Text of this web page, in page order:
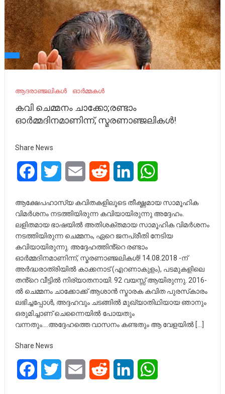
ആദരാഞ്ജലികൾ ഓർമ്മകൾ
കവി ചെമ്മനം ചാക്കോ;രണ്ടാം
ഓർമ്മദിനമാണിന്ന്, സ്മരണാഞ്ജലികൾ!
Share News
FacebookTwitter Email Reddit LinkedIn
ആക്ഷേപഹാസ്യ കവിതകളിലൂടെ തീക്ഷ്ണമായ സാമൂഹിക
വിമര്‍ശനം നടത്തിയിരുന്ന കവിയായിരുന്നു അദ്ദേഹം.
ലളിതമായ ഭാഷയിൽ അതിശക്തമായ സാമൂഹിക വിമർശനം
നടത്തിയിരുന്ന ചെമ്മനം, ഏറെ ജനപ്രീതി നേടിയ
കവിയായിരുന്നു. അദ്ദേഹത്തിൻ്റെ രണ്ടാം
ഓർമ്മദിനമാണിന്ന്, സ്മരണാഞ്ജലികൾ! 14.08.2018 -ന്
അർദ്ധരാത്രിയിൽ കാക്കനാട് (എറണാകുളം), പടമുകളിലെ
തൻ്റെ വീട്ടിൽ നിര്യാതനായി. 92 വയസ്സ് ആയിരുന്നു. 2016-
ൽ ചെമ്മനം ചാക്കോക്ക് ആശാൻ സ്മാരക കവിത പുരസ്‌കാരം
ലഭിച്ചപ്പോൾ, അദ്ദഹവും ചടങ്ങിൽ മുഖ്യാതിഥിയായ ഞാനും
ഒരുമിച്ചാണ് ചെന്നൈയിൽ പോയതും
വന്നതും….അദ്ദേഹത്തെ വാസനം കണ്ടതും ആ വേളയിൽ […]
Share News
FacebookTwitter Email Reddit LinkedIn